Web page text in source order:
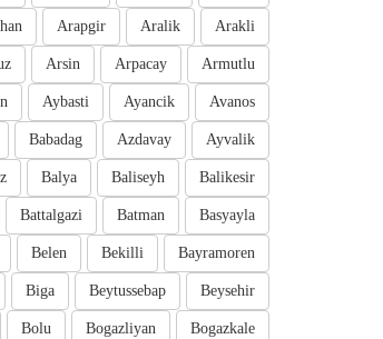
Arakli
Aralik
Arapgir
Armutlu
Arpacay
Arsin
Avanos
Ayancik
Aybasti
Ayvalik
Azdavay
Babadag
Balikesir
Baliseyh
Balya
Basyayla
Batman
Battalgazi
Bayramoren
Bekilli
Belen
Beysehir
Beytussebap
Biga
Bogazkale
Bogazliyan
Bolu